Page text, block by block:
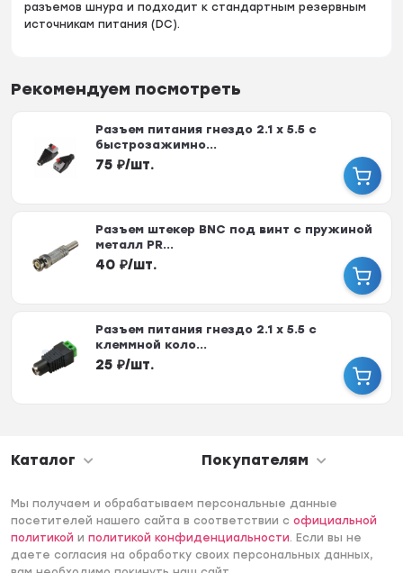
разъемов шнура и подходит к стандартным резервным
источникам питания (DC).
Рекомендуем посмотреть
Разъем питания гнездо 2.1 х 5.5 с
быстрозажимно...
75 ₽/шт.
Разъем штекер BNC под винт с пружиной
металл PR...
40 ₽/шт.
Разъем питания гнездо 2.1 х 5.5 с
клеммной коло...
25 ₽/шт.
Каталог Покупателям
Мы получаем и обрабатываем персональные данные
посетителей нашего сайта в соответствии софициальной
политикой иполитикой конфиденциальности. Если вы не
даете согласия на обработку своих персональных данных,